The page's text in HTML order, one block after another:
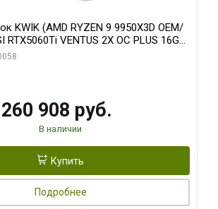
KWIK (AMD RYZEN 9 9950X3D OEM/
VENTUS 2X OC PLUS 16GB
512 ГБ SSD)
260 908 руб.
В наличии
Купить
Подробнее